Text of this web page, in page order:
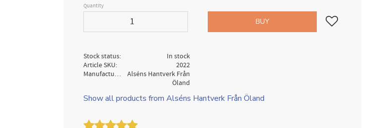
Quantity
BUY Add to favorites
Stock status
In stock
Article SKU
2022
Manufacturer
Alséns Hantverk Från
Öland
Show all products from Alséns Hantverk Från Öland